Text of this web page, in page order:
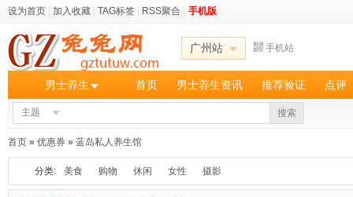
设为首页 加入收藏 TAG标签 RSS聚合 手机版
广州站 手机站
男士养生 首页 男士养生资讯 推荐验证 点评
主题 搜索
首页 » 优惠券 » 蓝岛私人养生馆
分类: 美食 购物 休闲 女性 摄影